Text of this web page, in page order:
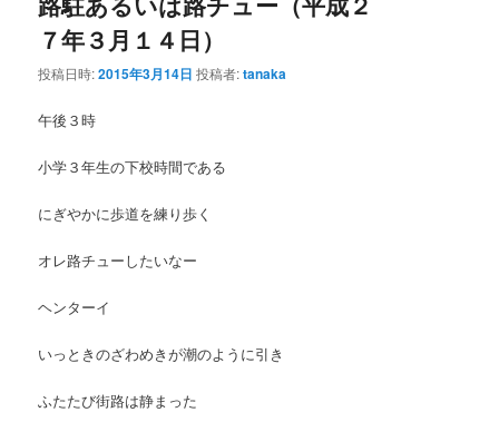
７年３月１４日）
投稿日時:2015年3月14日 投稿者:tanaka
午後３時
小学３年生の下校時間である
にぎやかに歩道を練り歩く
オレ路チューしたいなー
ヘンターイ
いっときのざわめきが潮のように引き
ふたたび街路は静まった